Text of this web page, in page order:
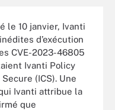
le 10 janvier, Ivanti
inédites d’exécution
CVE-2023-46805
Ivanti Policy
(ICS). Une
Ivanti attribue la
que